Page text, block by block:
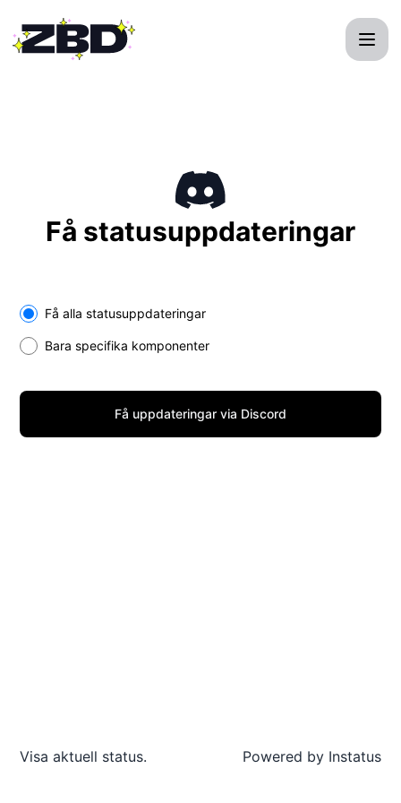
Få statusuppdateringar
Få alla statusuppdateringar
Bara specifika komponenter
Få uppdateringar via Discord
Visa aktuell status. Powered by Instatus